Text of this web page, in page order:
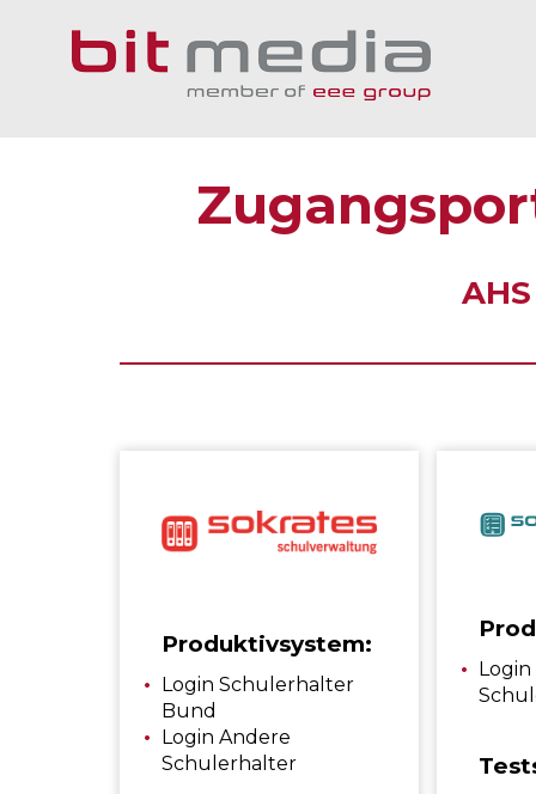
Produktivsystem:
Login Schulerhalter
Bund
Login Andere
Schulerhalter